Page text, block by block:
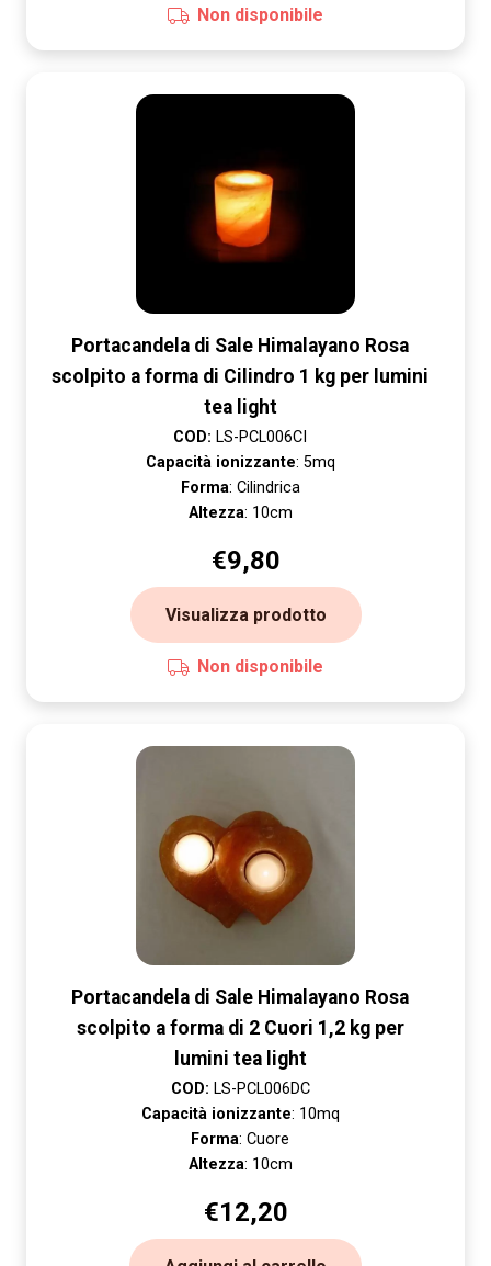
Non disponibile
Portacandela di Sale Himalayano Rosa
scolpito a forma di Cilindro 1 kg per lumini
tea light
COD: LS-PCL006CI
Capacità ionizzante: 5mq
Forma: Cilindrica
Altezza: 10cm
€9,80
Visualizza prodotto
Non disponibile
Portacandela di Sale Himalayano Rosa
scolpito a forma di 2 Cuori 1,2 kg per
lumini tea light
COD: LS-PCL006DC
Capacità ionizzante: 10mq
Forma: Cuore
Altezza: 10cm
€12,20